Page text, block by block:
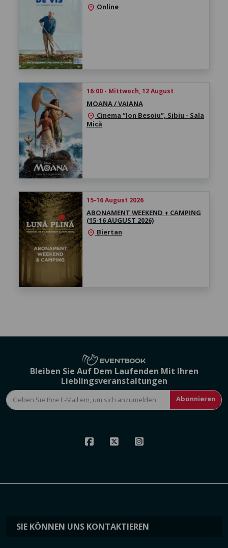
location_on Online
16:00 - Mittwoch, 12 August
MOANA / VAIANA
location_on Cinema “Ion Besoiu”, Sibiu - Sala
Mică
15-16 August 2026
ABONAMENT WEEKEND + CAMPING
(15-16 AUGUST 2026)
location_on Biertan
Bleiben Sie Auf Dem Laufenden Mit Ihren
Lieblingsveranstaltungen
Abonnieren
SIE KÖNNEN UNS KONTAKTIEREN